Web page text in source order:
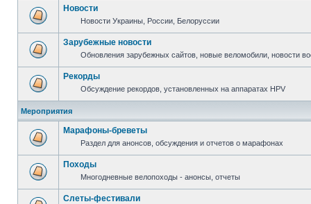
Новости
Новости Украины, России, Белоруссии
Зарубежные новости
Обновления зарубежных сайтов, новые веломобили, новости
Рекорды
Обсуждение рекордов, установленных на аппаратах HPV
Мероприятия
Марафоны-бреветы
Раздел для анонсов, обсуждения и отчетов о марафонах
Походы
Многодневные велопоходы - анонсы, отчеты
Слеты-фестивали